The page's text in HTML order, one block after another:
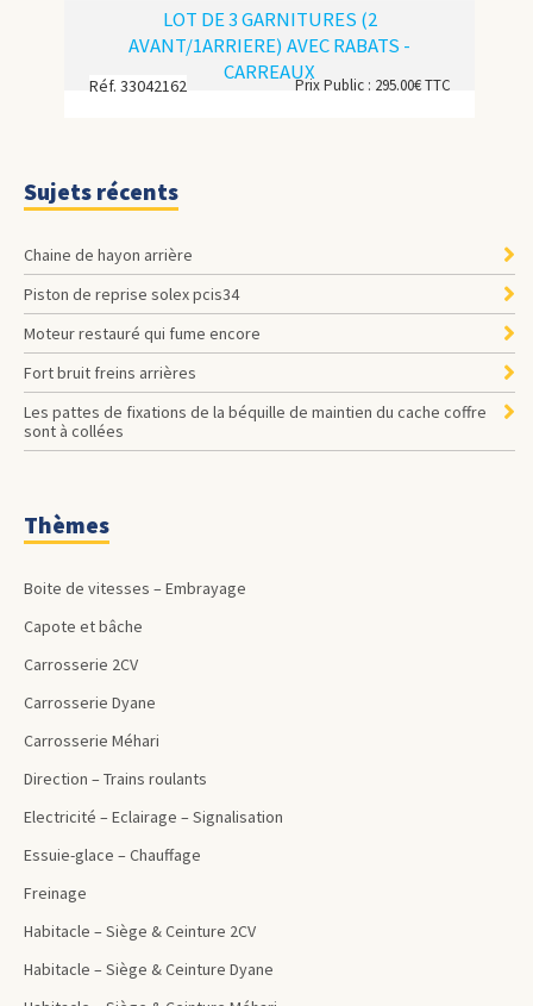
LOT DE 3 GARNITURES (2
AVANT/1ARRIERE) AVEC RABATS -
CARREAUX
Réf. 33042162 Prix Public : 295.00€ TTC
Sujets récents
Chaine de hayon arrière
Piston de reprise solex pcis34
Moteur restauré qui fume encore
Fort bruit freins arrières
les pattes de fixations de la béquille de maintien du cache coffre
sont à collées
Thèmes
Boite de vitesses – Embrayage
Capote et bâche
Carrosserie 2CV
Carrosserie Dyane
Carrosserie Méhari
Direction – Trains roulants
Electricité – Eclairage – Signalisation
Essuie-glace – Chauffage
Freinage
Habitacle – Siège & Ceinture 2CV
Habitacle – Siège & Ceinture Dyane